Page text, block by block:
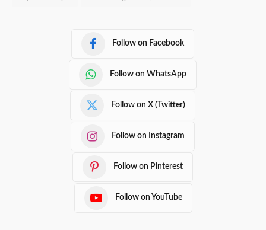
Follow on Facebook
Follow on WhatsApp
Follow on X (Twitter)
Follow on Instagram
Follow on Pinterest
Follow on YouTube